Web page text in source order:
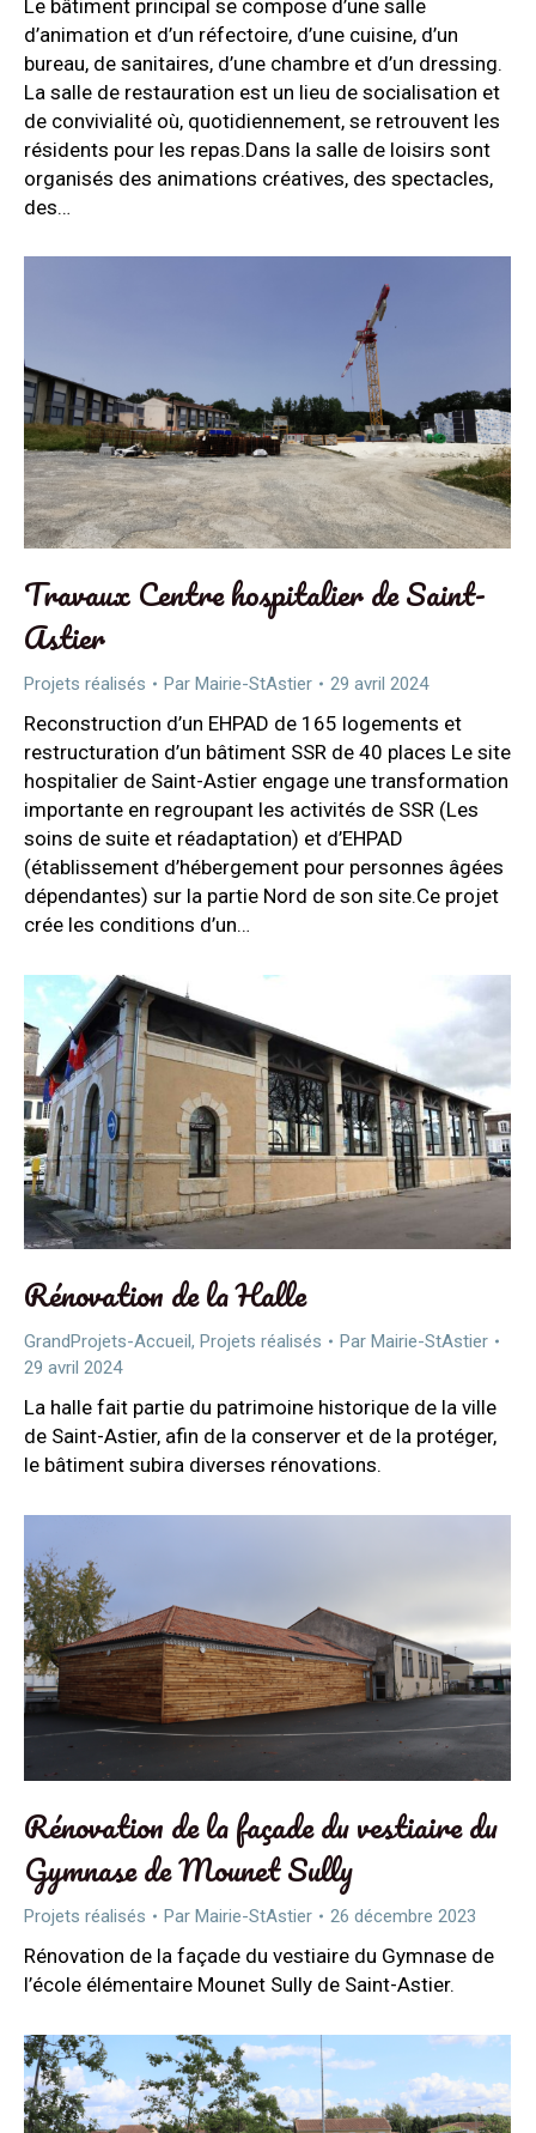
Le bâtiment principal se compose d’une salle
d’animation et d’un réfectoire, d’une cuisine, d’un
bureau, de sanitaires, d’une chambre et d’un dressing.
La salle de restauration est un lieu de socialisation et
de convivialité où, quotidiennement, se retrouvent les
résidents pour les repas.Dans la salle de loisirs sont
organisés des animations créatives, des spectacles,
des…
Travaux Centre hospitalier de Saint-
Astier
Projets réalisés Par Mairie-StAstier 29 avril 2024
Reconstruction d’un EHPAD de 165 logements et
restructuration d’un bâtiment SSR de 40 places Le site
hospitalier de Saint-Astier engage une transformation
importante en regroupant les activités de SSR (Les
soins de suite et réadaptation) et d’EHPAD
(établissement d’hébergement pour personnes âgées
dépendantes) sur la partie Nord de son site.Ce projet
crée les conditions d’un…
Rénovation de la Halle
GrandProjets-Accueil, Projets réalisés Par Mairie-StAstier
29 avril 2024
La halle fait partie du patrimoine historique de la ville
de Saint-Astier, afin de la conserver et de la protéger,
le bâtiment subira diverses rénovations.
Rénovation de la façade du vestiaire du
Gymnase de Mounet Sully
Projets réalisés Par Mairie-StAstier 26 décembre 2023
Rénovation de la façade du vestiaire du Gymnase de
l’école élémentaire Mounet Sully de Saint-Astier.